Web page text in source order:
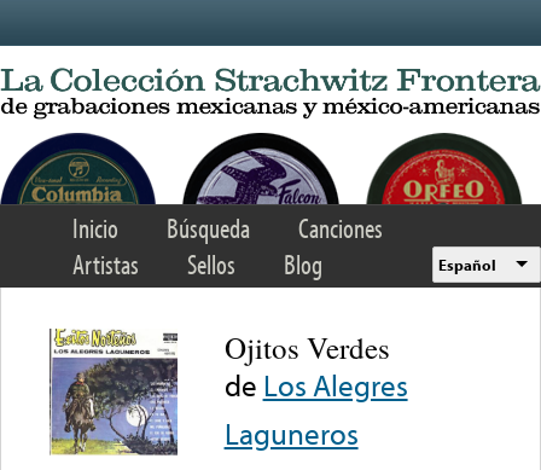
Inicio Búsqueda
Canciones
Artistas
Sellos Blog Español
Ojitos Verdes
de Los Alegres
Laguneros